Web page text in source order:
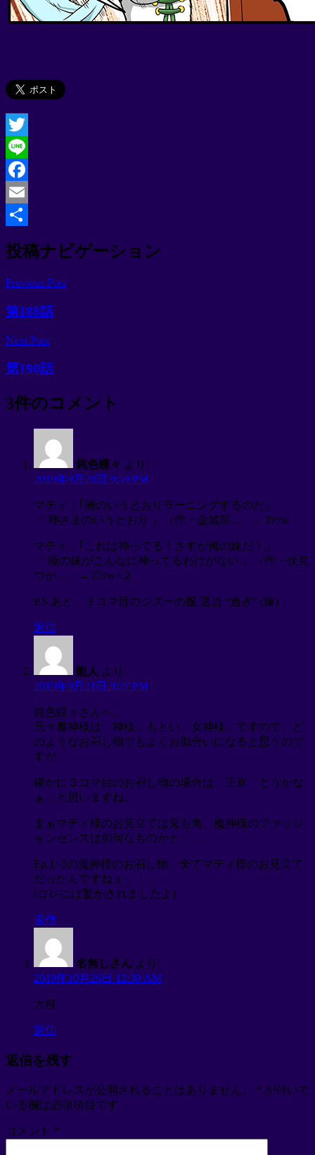
Twitter
Line
Facebook
Email
有
投稿ナビゲーション
Previous Post
第188話
Next Post
第190話
3件のコメント
鈍色蝶々 より:
2019年9月20日 9:59 PM
マティ：｢俺のいうとおりラーニングするのだ」
『 神さまのいうとおり 』（作・金城宗… ←ｺﾗｯw
マティ：｢これは神ってる！さすが俺の妹だ！」
『 俺の妹がこんなに神ってるわけがない 』（作・伏見
つか… ←ｺﾗｯw×２
P.S.あと、３コマ目のジズーの服 適当 “過ぎ” (爆)
返信
龍人 より:
2019年9月21日 9:27 PM
鈍色蝶々さんへ。
元々魔神様は「神様」もとい「女神様」ですので、ど
のようなお召し物でもよくお似合いになると思うので
すが。
確かに３コマ目のお召し物の場合は、正直「どうかな
ぁ」と思いますね。
まぁマティ様のお見立ては兎も角、魔神様のファッシ
ョンセンスは如何なものかと．．．
Ep.1~3の魔神様のお召し物、全てマティ様のお見立て
だったんですねぇ．．．
(コレには驚かされましたよ)
返信
名無しさん より:
2019年10月26日 12:39 AM
大根
返信
返信を残す
メールアドレスが公開されることはありません。 * が付いて
いる欄は必須項目です
コメント *